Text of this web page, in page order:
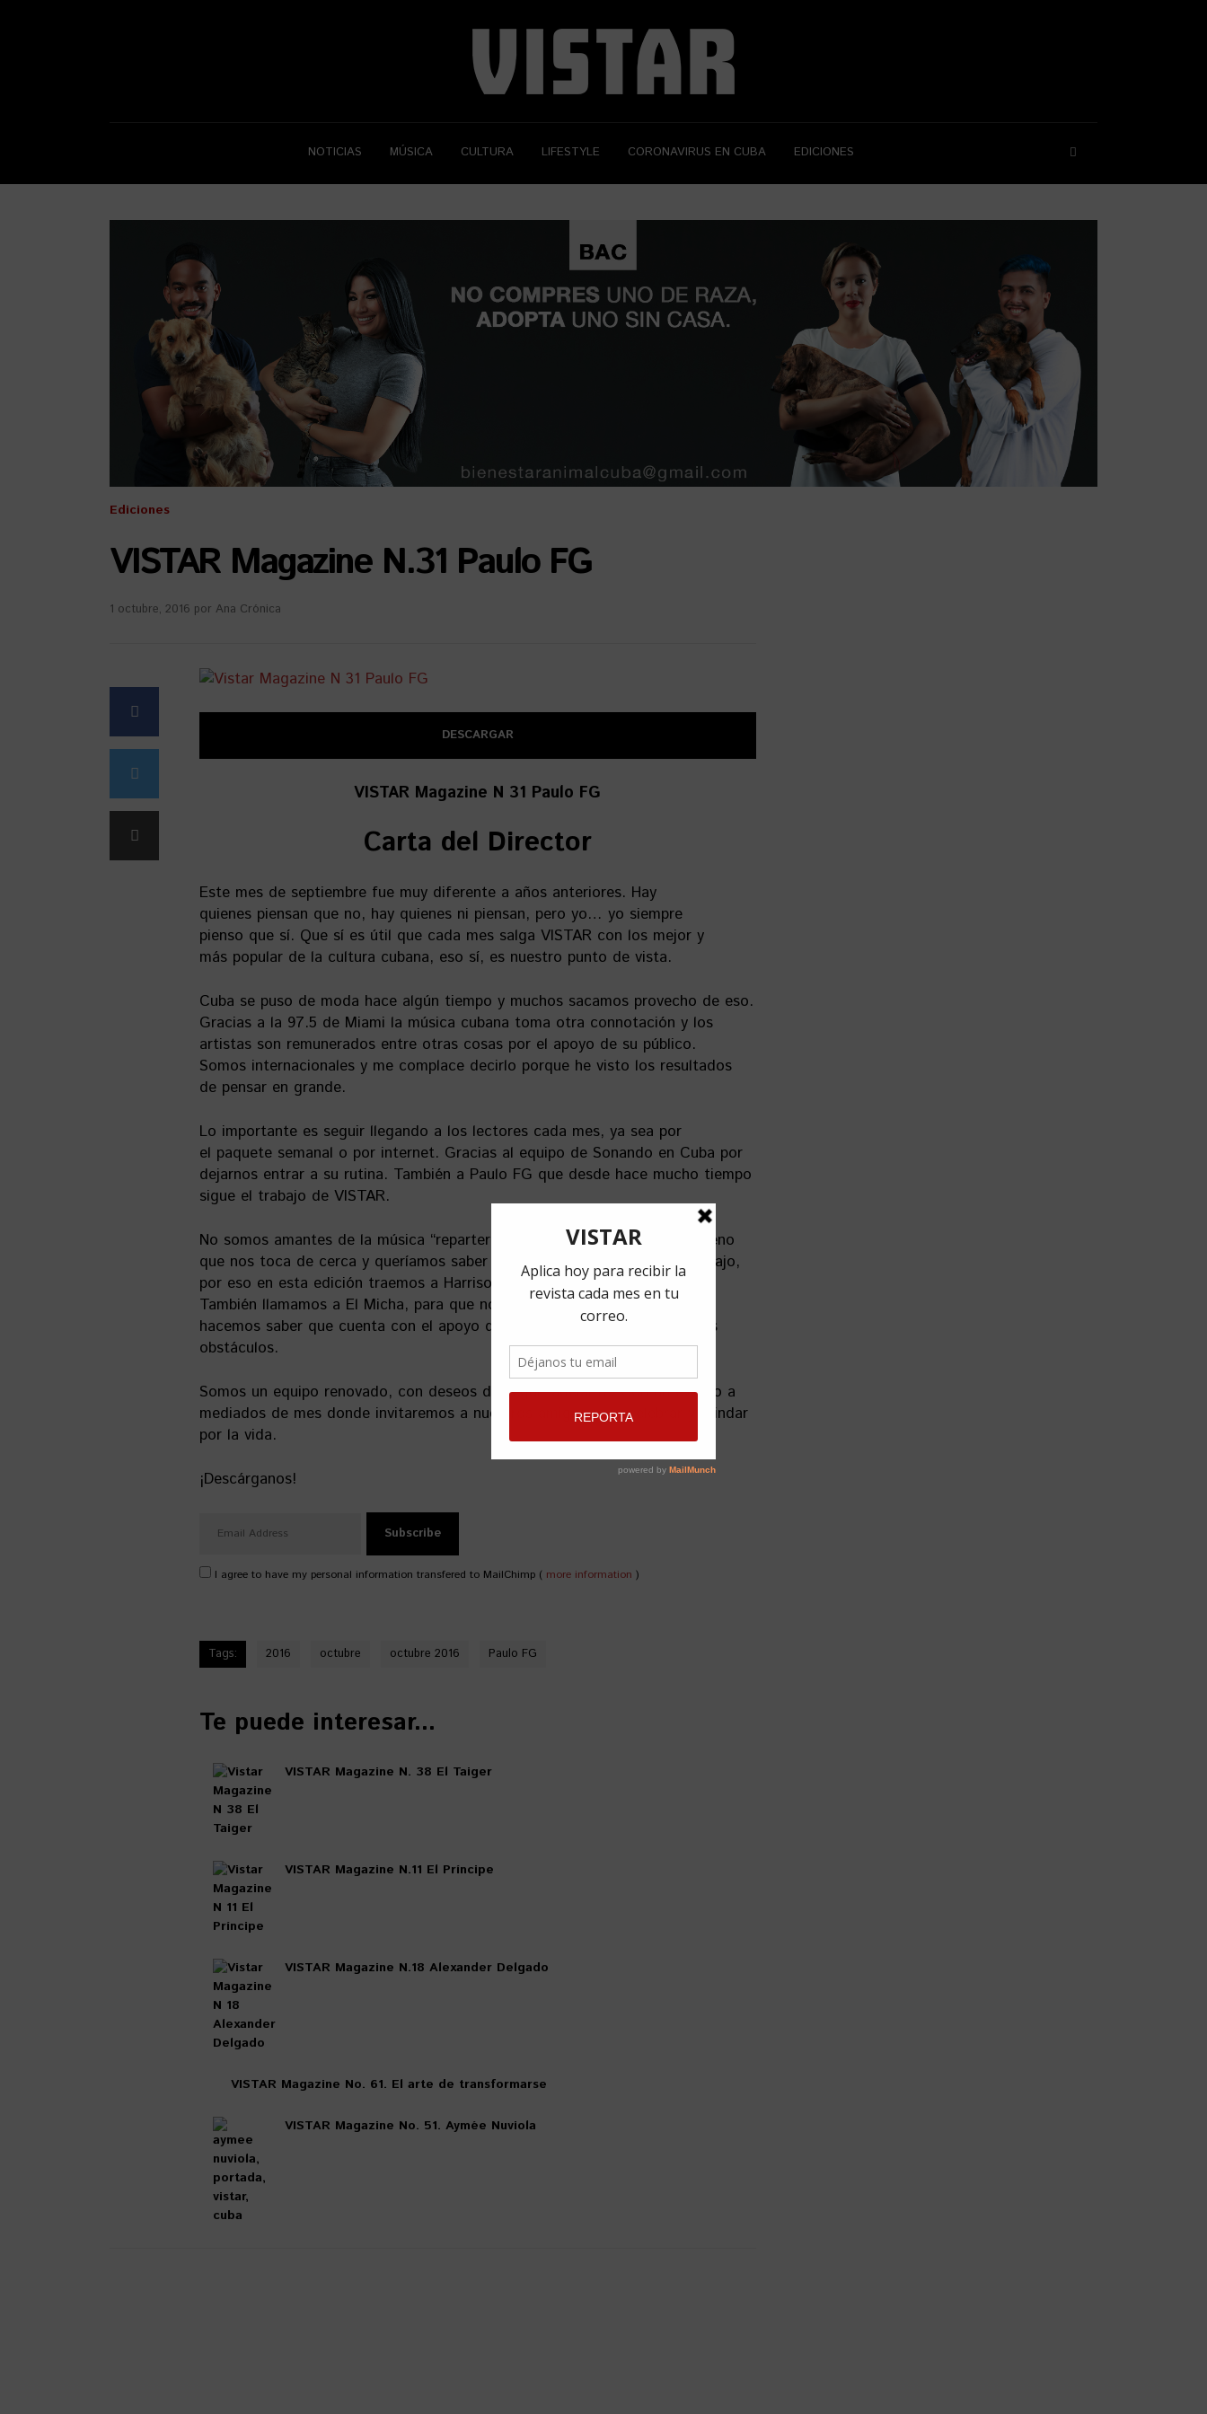
NOTICIAS MÚSICA CULTURA LIFESTYLE CORONAVIRUS EN CUBA EDICIONES
Ediciones
VISTAR Magazine N.31 Paulo FG
1 octubre, 2016 por Ana Crónica
DESCARGAR
VISTAR Magazine N 31 Paulo FG
Carta del Director
Este mes de septiembre fue muy diferente a años anteriores. Hay
quienes piensan que no, hay quienes ni piensan, pero yo… yo siempre
pienso que sí. Que sí es útil que cada mes salga VISTAR con los mejor y
más popular de la cultura cubana, eso sí, es nuestro punto de vista.
Cuba se puso de moda hace algún tiempo y muchos sacamos provecho de eso.
Gracias a la 97.5 de Miami la música cubana toma otra connotación y los
artistas son remunerados entre otras cosas por el apoyo de su público.
Somos internacionales y me complace decirlo porque he visto los resultados
de pensar en grande.
Lo importante es seguir llegando a los lectores cada mes, ya sea por
el paquete semanal o por internet. Gracias al equipo de Sonando en Cuba por
dejarnos entrar a su rutina. También a Paulo FG que desde hace mucho tiempo
sigue el trabajo de VISTAR.
No somos amantes de la música “repartera” pero el OnaOna es un fenómeno
que nos toca de cerca y queríamos saber quién estaba detrás de ese trabajo,
por eso en esta edición traemos a Harrison, para que nos lo cuente.
También llamamos a El Micha, para que nos hablara de sus planes, y le
hacemos saber que cuenta con el apoyo de este equipo para enfrentar los
obstáculos.
Somos un equipo renovado, con deseos de seguir adelante. Con un evento a
mediados de mes donde invitaremos a nuestros amigos para celebrar y brindar
por la vida.
¡Descárganos!
I agree to have my personal information transfered to MailChimp ( more information )
Tags: 2016 octubre octubre 2016 Paulo FG
Te puede interesar...
VISTAR Magazine N. 38 El Taiger
VISTAR Magazine N.11 El Príncipe
VISTAR Magazine N.18 Alexander Delgado
VISTAR Magazine No. 61. El arte de transformarse
VISTAR Magazine No. 51. Aymée Nuviola